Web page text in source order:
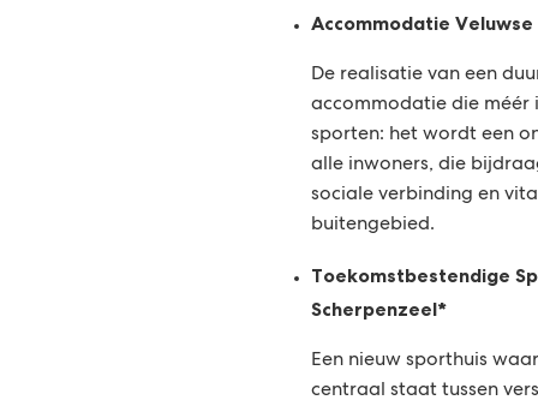
Accommodatie
De realisatie van een
accommodatie die méér
sporten: het wordt een
alle inwoners, die
sociale verbinding en
buitengebied.
Toekomstbestendige
Scherpenzeel*
Een nieuw sporthuis
centraal staat tussen